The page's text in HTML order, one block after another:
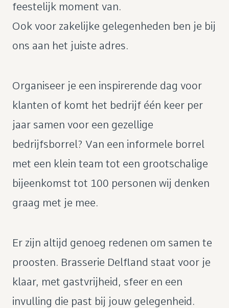
feestelijk moment van.
Ook voor zakelijke gelegenheden ben je bij
ons aan het juiste adres.
Organiseer je een inspirerende dag voor
klanten of komt het bedrijf één keer per
jaar samen voor een gezellige
bedrijfsborrel? Van een informele borrel
met een klein team tot een grootschalige
bijeenkomst tot 100 personen wij denken
graag met je mee.
Er zijn altijd genoeg redenen om samen te
proosten. Brasserie Delfland staat voor je
klaar, met gastvrijheid, sfeer en een
invulling die past bij jouw gelegenheid.